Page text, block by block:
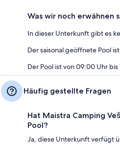
Was wir noch erwähnen
In dieser Unterkunft gibt es
Der saisonal geöffnete Pool
Der Pool ist von 09:00 Uhr
Häufig gestellte Fragen
Hat Maistra Camping
Pool?
Ja, diese Unterkunft verfügt